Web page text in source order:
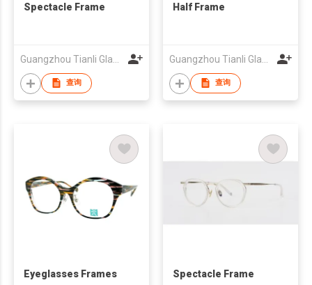
Spectacle Frame
查询
Half Frame
查询
Eyeglasses Frames Spectacle Frame